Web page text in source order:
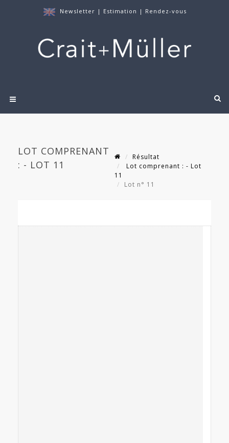
Newsletter | Estimation | Rendez-vous
LOT COMPRENANT
: - LOT 11
Résultat
Lot comprenant : - Lot
11
Lot n° 11